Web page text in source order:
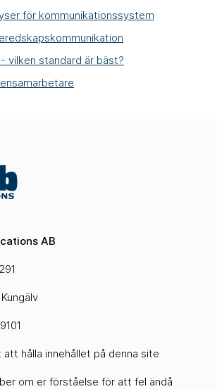
för kommunikationssystem
- vilken standard är bäst?
AB
Kungälv
hålla innehållet på denna site
om er förståelse för att fel ändå